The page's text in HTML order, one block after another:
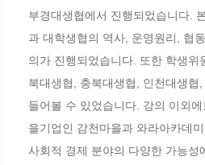
부경대생협에서 진행되었습니다.
과 대학생협의 역사, 운영원리, 협
의가 진행되었습니다. 또한 학생위
북대생협, 충북대생협, 인천대생협
들어볼 수 있었습니다. 강의 이외
을기업인 감천마을과 와라아카데
사회적 경제 분야의 다양한 가능성